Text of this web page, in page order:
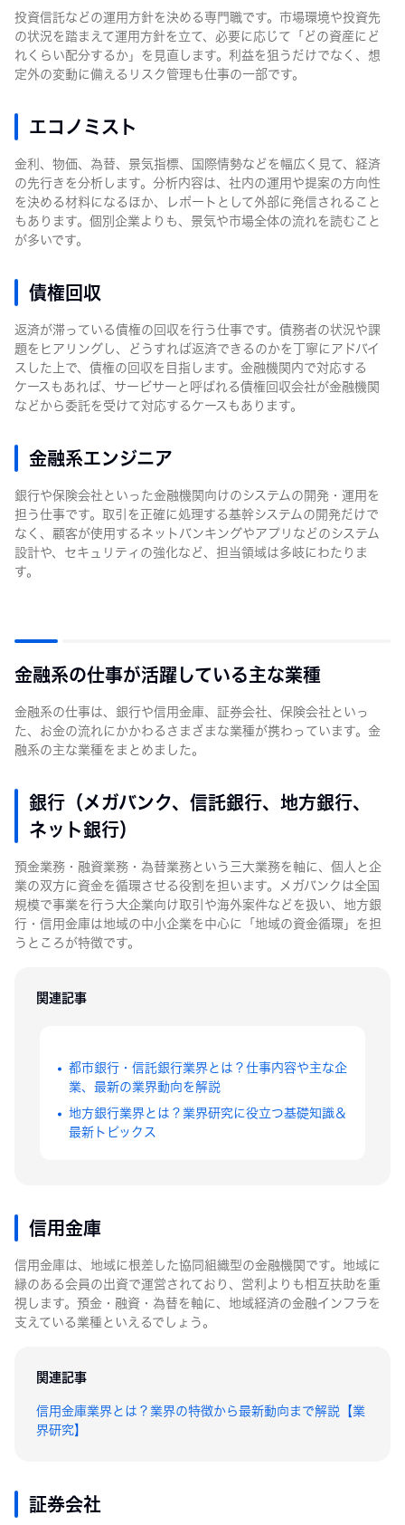
投資信託などの運用方針を決める専門職です。市場環境や投資先
の状況を踏まえて運用方針を立て、必要に応じて「どの資産にど
れくらい配分するか」を見直します。利益を狙うだけでなく、想
定外の変動に備えるリスク管理も仕事の一部です。
エコノミスト
金利、物価、為替、景気指標、国際情勢などを幅広く見て、経済
の先行きを分析します。分析内容は、社内の運用や提案の方向性
を決める材料になるほか、レポートとして外部に発信されること
もあります。個別企業よりも、景気や市場全体の流れを読むこと
が多いです。
債権回収
返済が滞っている債権の回収を行う仕事です。債務者の状況や課
題をヒアリングし、どうすれば返済できるのかを丁寧にアドバイ
スした上で、債権の回収を目指します。金融機関内で対応する
ケースもあれば、サービサーと呼ばれる債権回収会社が金融機関
などから委託を受けて対応するケースもあります。
金融系エンジニア
銀行や保険会社といった金融機関向けのシステムの開発・運用を
担う仕事です。取引を正確に処理する基幹システムの開発だけで
なく、顧客が使用するネットバンキングやアプリなどのシステム
設計や、セキュリティの強化など、担当領域は多岐にわたりま
す。
金融系の仕事が活躍している主な業種
金融系の仕事は、銀行や信用金庫、証券会社、保険会社といっ
た、お金の流れにかかわるさまざまな業種が携わっています。金
融系の主な業種をまとめました。
銀行（メガバンク、信託銀行、地方銀行、
ネット銀行）
預金業務・融資業務・為替業務という三大業務を軸に、個人と企
業の双方に資金を循環させる役割を担います。メガバンクは全国
規模で事業を行う大企業向け取引や海外案件などを扱い、地方銀
行・信用金庫は地域の中小企業を中心に「地域の資金循環」を担
うところが特徴です。
関連記事
都市銀行・信託銀行業界とは？仕事内容や主な企
業、最新の業界動向を解説
地方銀行業界とは？業界研究に役立つ基礎知識＆
最新トピックス
信用金庫
信用金庫は、地域に根差した協同組織型の金融機関です。地域に
縁のある会員の出資で運営されており、営利よりも相互扶助を重
視します。預金・融資・為替を軸に、地域経済の金融インフラを
支えている業種といえるでしょう。
関連記事
信用金庫業界とは？業界の特徴から最新動向まで解説【業
界研究】
証券会社